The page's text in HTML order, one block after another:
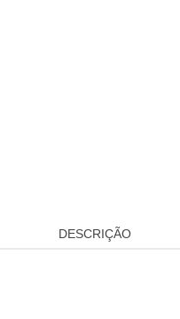
DESCRIÇÃO